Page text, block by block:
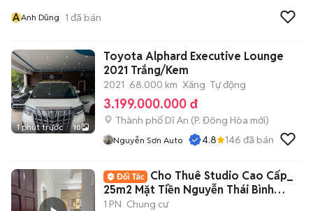
AAnh Dũng 1 đã bán
1 phút trước 10
Toyota Alphard Executive Lounge
2021 Trắng/Kem
2021 68.000 km Xăng Tự động
3.199.000.000 đ
Thành phố Dĩ An (P. Đông Hòa mới)
Nguyễn Sơn Auto 4.8 146 đã bán
Cho Thuê Studio Cao Cấp_
25m2 Mặt Tiền Nguyễn Thái Bình
Quận 1
1 PN Chung cư